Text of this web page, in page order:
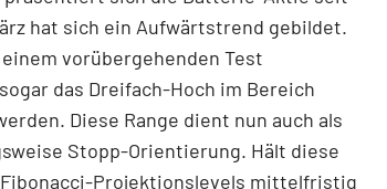
hat sich ein Aufwärtstrend gebildet.
vorübergehenden Test
das Dreifach-Hoch im Bereich
Diese Range dient nun auch als
Stopp-Orientierung. Hält diese
Projektionslevels mittelfristig